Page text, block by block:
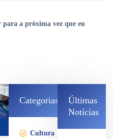
para a próxima vez que eu
Categorias
Cultura
Últimas
Notícias